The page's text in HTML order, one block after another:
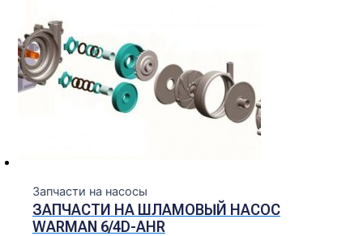
Запчасти на насосы
ЗАПЧАСТИ НА ШЛАМОВЫЙ НАСОС
WARMAN 6/4D-AHR